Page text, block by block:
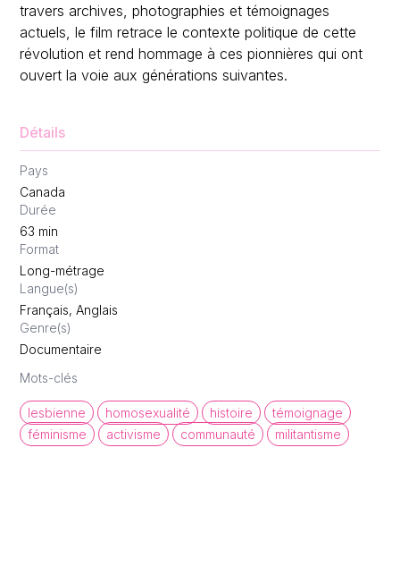
travers archives, photographies et témoignages
actuels, le film retrace le contexte politique de cette
révolution et rend hommage à ces pionnières qui ont
ouvert la voie aux générations suivantes.
Détails
Pays
Canada
Durée
63 min
Format
Long-métrage
Langue(s)
Français, Anglais
Genre(s)
Documentaire
Mots-clés
lesbienne homosexualité histoire
témoignage
féminisme
activisme communauté militantisme